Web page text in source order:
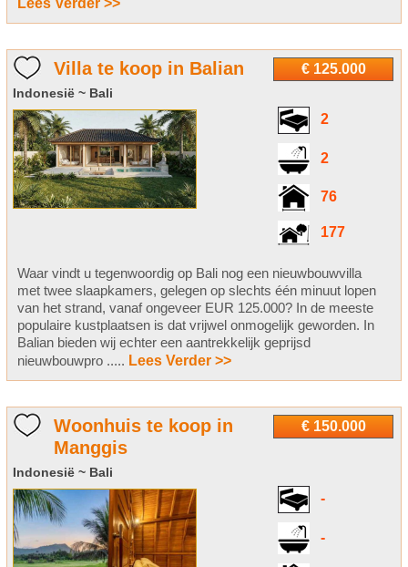
Lees Verder >>
€ 125.000
Villa te koop in Balian
Indonesië ~ Bali
2
2
76
177
Waar vindt u tegenwoordig op Bali nog een nieuwbouwvilla
met twee slaapkamers, gelegen op slechts één minuut lopen
van het strand, vanaf ongeveer EUR 125.000? In de meeste
populaire kustplaatsen is dat vrijwel onmogelijk geworden. In
Balian bieden wij echter een aantrekkelijk geprijsd
nieuwbouwpro ..... Lees Verder >>
€ 150.000
Woonhuis te koop in
Manggis
Indonesië ~ Bali
-
-